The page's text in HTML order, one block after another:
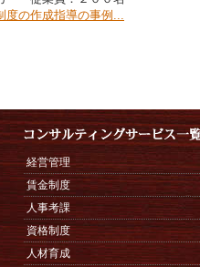
度の作成指導の事例...
経営管理
賃金制度
人事考課
資格制度
人材育成